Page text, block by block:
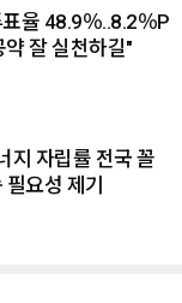
율 48.9％..8.2％P
잘 실천하길"
지 자립률 전국 꼴
요성 제기